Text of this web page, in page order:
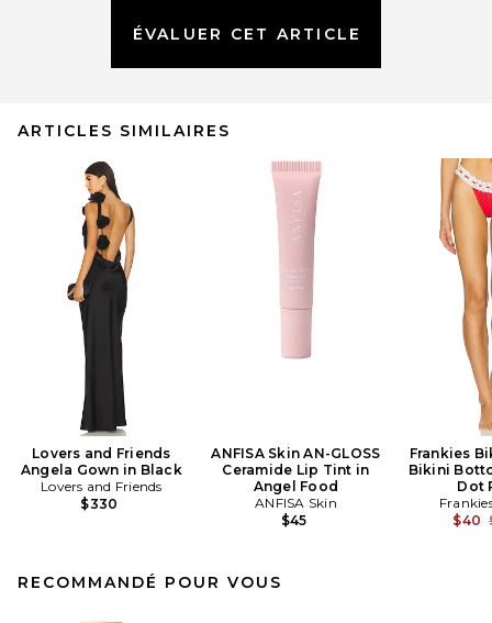
ÉVALUER CET ARTICLE
ARTICLES SIMILAIRES
Lovers and Friends
Angela Gown in Black
Lovers and Friends
$330
ANFISA Skin AN-GLOSS
Ceramide Lip Tint in
Angel Food
ANFISA Skin
$45
Frankies
Bikini
Dot
$40
RECOMMANDÉ POUR VOUS